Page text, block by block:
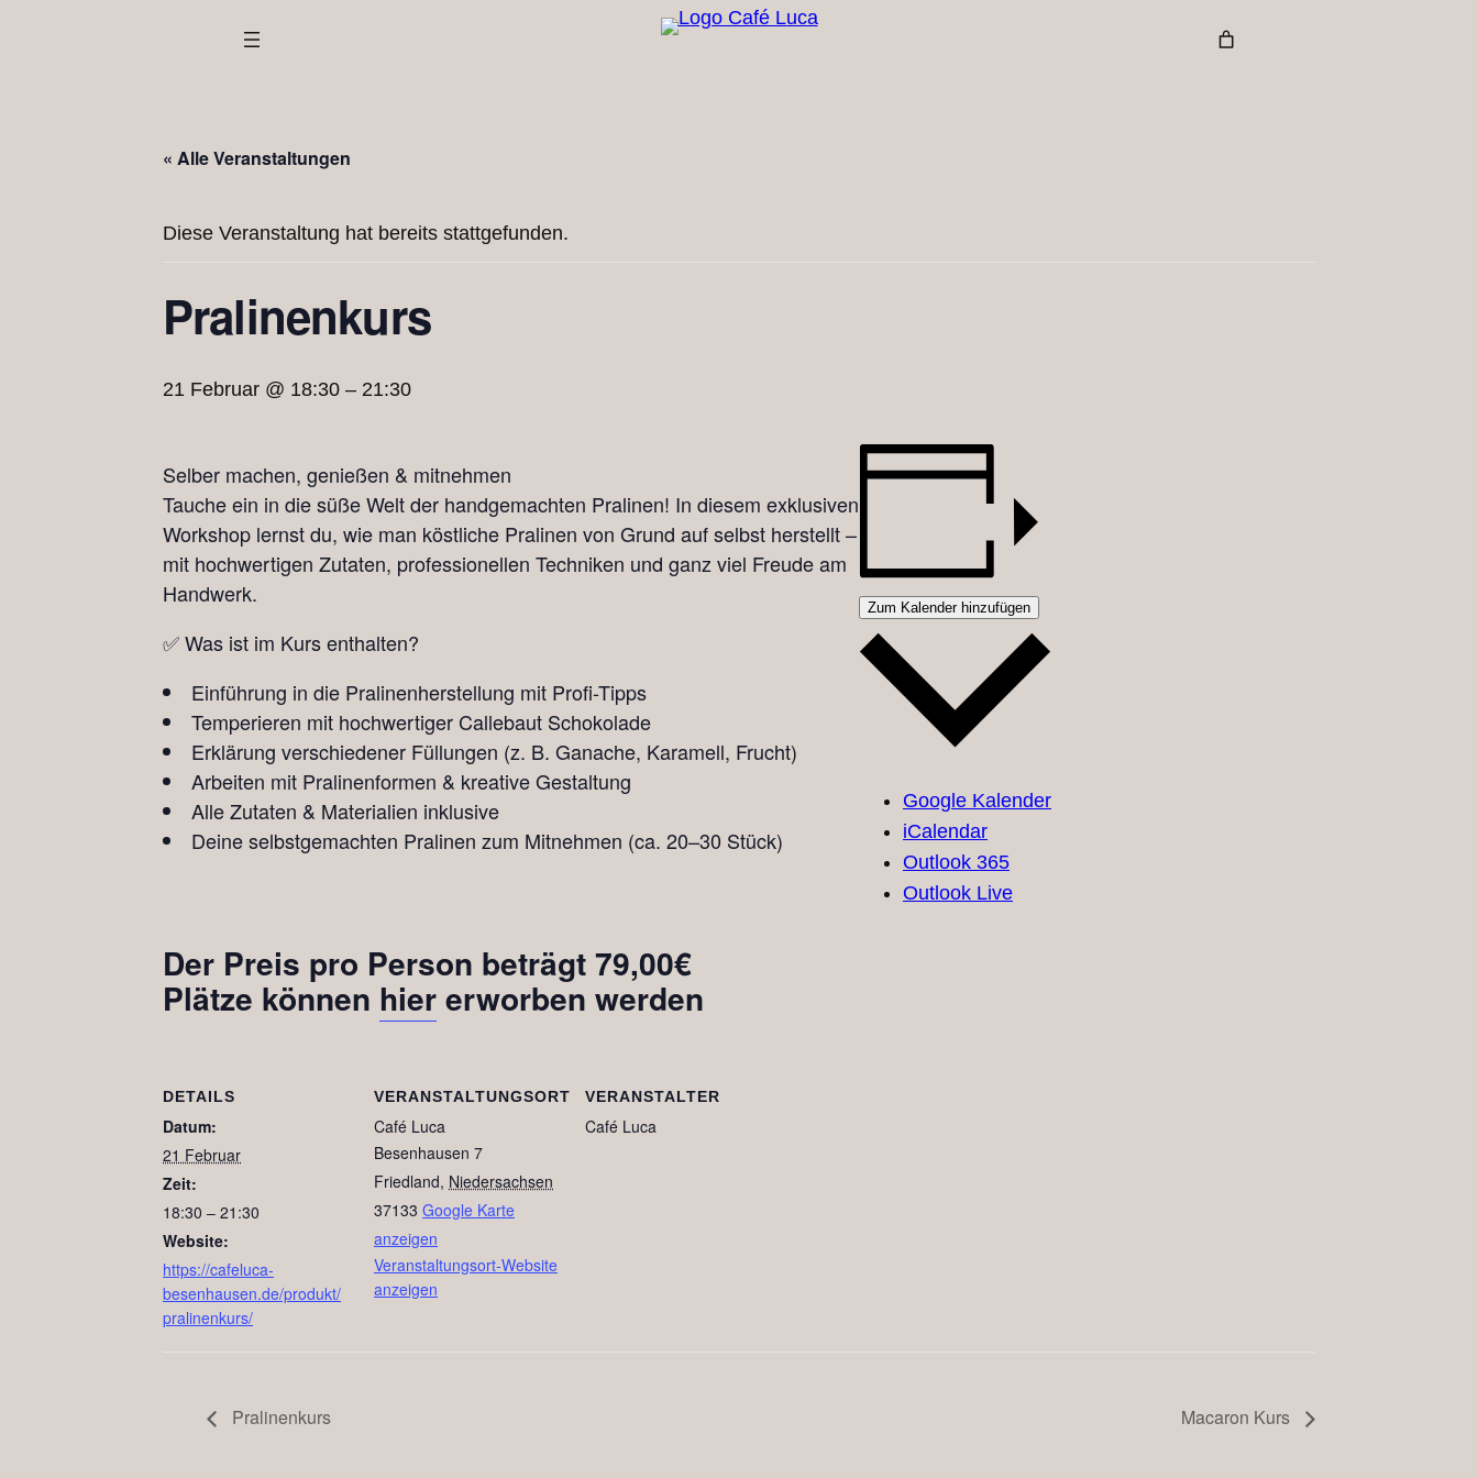
« Alle Veranstaltungen
Diese Veranstaltung hat bereits stattgefunden.
Pralinenkurs
21 Februar @ 18:30 – 21:30
Selber machen, genießen & mitnehmen
Tauche ein in die süße Welt der handgemachten Pralinen! In diesem exklusiven
Workshop lernst du, wie man köstliche Pralinen von Grund auf selbst herstellt –
mit hochwertigen Zutaten, professionellen Techniken und ganz viel Freude am
Handwerk.
✅ Was ist im Kurs enthalten?
Einführung in die Pralinenherstellung mit Profi-Tipps
Temperieren mit hochwertiger Callebaut Schokolade
Erklärung verschiedener Füllungen (z. B. Ganache, Karamell, Frucht)
Arbeiten mit Pralinenformen & kreative Gestaltung
Alle Zutaten & Materialien inklusive
Deine selbstgemachten Pralinen zum Mitnehmen (ca. 20–30 Stück)
Der Preis pro Person beträgt 79,00€
Plätze können hiererworben werden
Zum Kalender hinzufügen
Google Kalender
iCalendar
Outlook 365
Outlook Live
DETAILS
Datum:
21 Februar
Zeit:
18:30 – 21:30
Website:
https://cafeluca-
besenhausen.de/produkt/
pralinenkurs/
VERANSTALTUNGSORT
Café Luca
Besenhausen 7
Friedland, Niedersachsen
37133 Google Karte
anzeigen
Veranstaltungsort-Website
anzeigen
VERANSTALTER
Café Luca
Pralinenkurs Macaron Kurs